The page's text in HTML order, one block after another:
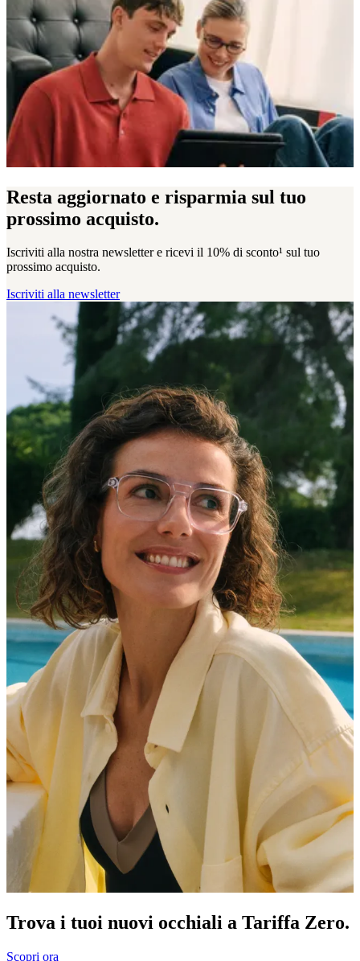
Resta aggiornato e risparmia sul tuo
prossimo acquisto.
Iscriviti alla nostra newsletter e ricevi il 10% di sconto¹ sul tuo
prossimo acquisto.
Iscriviti alla newsletter
Trova i tuoi nuovi occhiali a Tariffa Zero.
Scopri ora